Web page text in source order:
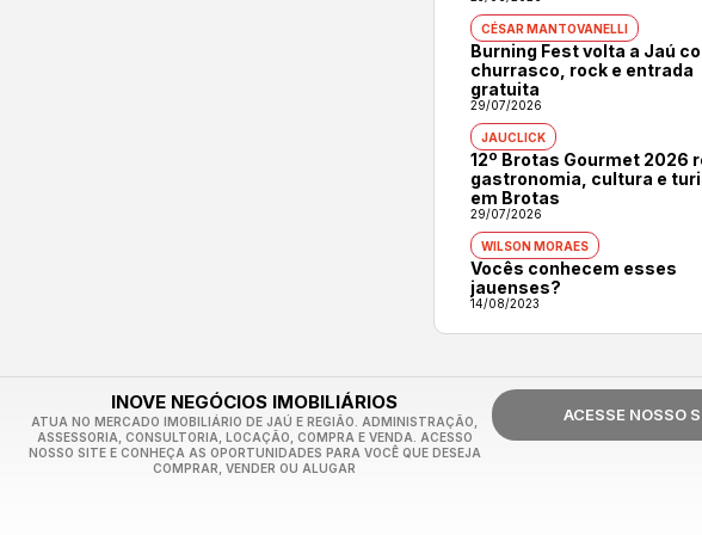
CÉSAR MANTOVANELLI
Burning Fest volta a Jaú
churrasco, rock e entrada
gratuita
29/07/2026
JAUCLICK
12º Brotas Gourmet 2026
gastronomia, cultura e
em Brotas
29/07/2026
WILSON MORAES
Vocês conhecem esses
jauenses?
14/08/2023
INOVE NEGÓCIOS IMOBILIÁRIOS
ATUA NO MERCADO IMOBILIÁRIO DE JAÚ E REGIÃO. ADMINISTRAÇÃO,
ASSESSORIA, CONSULTORIA, LOCAÇÃO, COMPRA E VENDA. ACESSO
NOSSO SITE E CONHEÇA AS OPORTUNIDADES PARA VOCÊ QUE DESEJA
COMPRAR, VENDER OU ALUGAR
ACESSE NOSSO